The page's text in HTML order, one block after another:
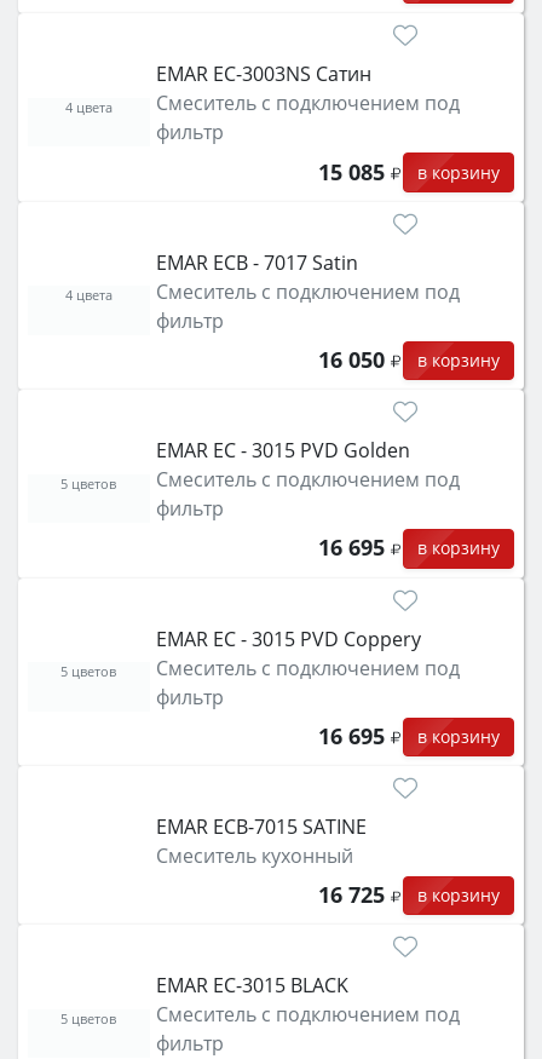
EMAR ЕС-3003NS Сатин
Смеситель с подключением под
фильтр
15 085 в корзину
4 цвета
EMAR ЕCB - 7017 Satin
Смеситель с подключением под
фильтр
16 050 в корзину
4 цвета
EMAR ЕС - 3015 PVD Golden
Смеситель с подключением под
фильтр
16 695 в корзину
5 цветов
EMAR ЕС - 3015 PVD Coppery
Смеситель с подключением под
фильтр
16 695 в корзину
5 цветов
EMAR ЕСB-7015 SATINE
Смеситель кухонный
16 725 в корзину
EMAR EC-3015 BLACK
Смеситель с подключением под
фильтр
5 цветов